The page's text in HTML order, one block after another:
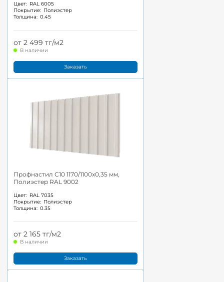
Цвет: RAL 6005
Покрытие: Полиэстер
Толщина: 0.45
от 2 499 тг/м2
В наличии
Заказать
Профнастил С10 1170/1100x0,35 мм,
Полиэстер RAL 9002
Цвет: RAL 7035
Покрытие: Полиэстер
Толщина: 0.35
от 2 165 тг/м2
В наличии
Заказать